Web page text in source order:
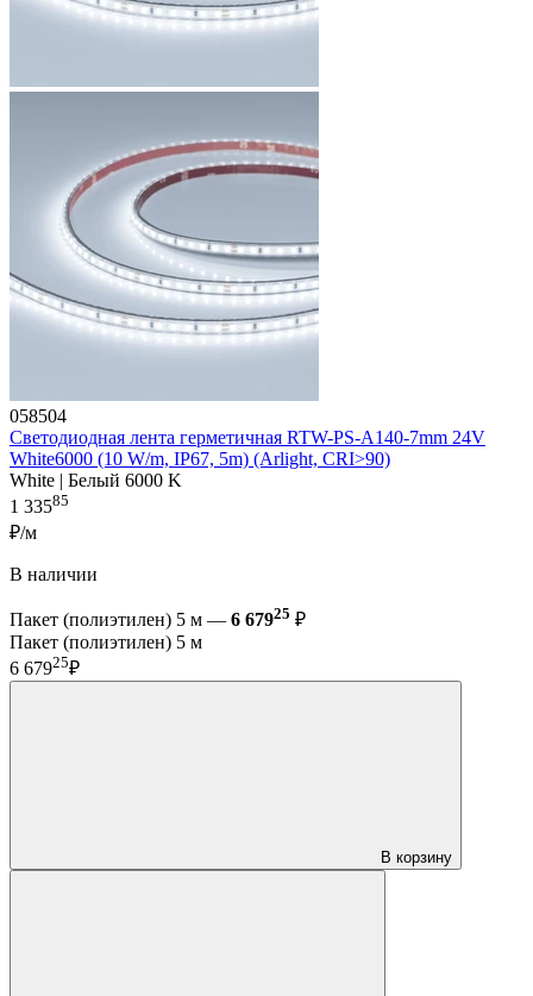
058504
Светодиодная лента герметичная RTW-PS-A140-7mm 24V
White6000 (10 W/m, IP67, 5m) (Arlight, CRI>90)
White | Белый 6000 K
1 33585
₽/м
В наличии
Пакет (полиэтилен) 5 м — 6 67925 ₽
Пакет (полиэтилен) 5 м
6 67925₽
В корзину